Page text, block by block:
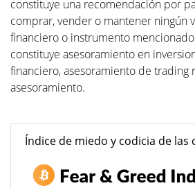
constituye una recomendación por
comprar, vender o mantener ningún
financiero o instrumento
constituye asesoramiento en
financiero, asesoramiento de trading
asesoramiento.
Índice de miedo y codicia de